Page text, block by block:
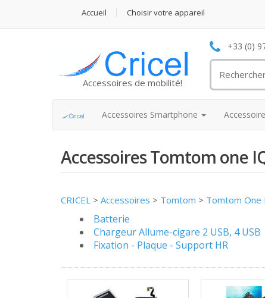
Accueil Choisir votre appareil
Accessoires de mobilité!
+33 (0)
Accessoires Smartphone
Accessoires Tomtom one
CRICEL > Accessoires > Tomtom > Tomtom One
Batterie
Chargeur Allume-cigare 2 USB, 4 USB
Fixation - Plaque - Support HR